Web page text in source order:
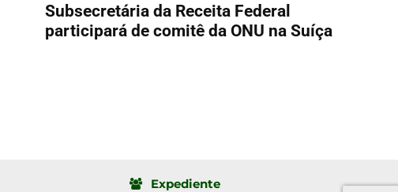
Subsecretária da Receita Federal
participará de comitê da ONU na Suíça
Expediente